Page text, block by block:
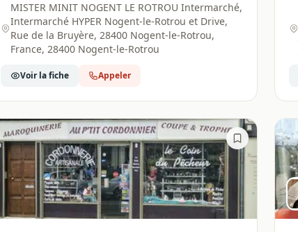
MISTER MINIT NOGENT LE ROTROU Intermarché,
Intermarché HYPER Nogent-le-Rotrou et Drive,
Rue de la Bruyère, 28400 Nogent-le-Rotrou,
France, 28400 Nogent-le-Rotrou
Voir la fiche Appeler